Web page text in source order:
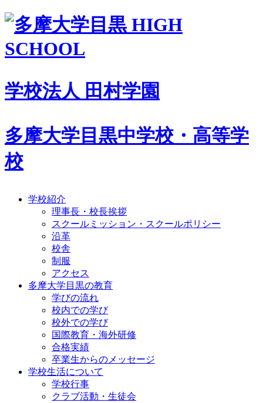
学校法人 田村学園
多摩大学目黒中学校・高等学
校
学校紹介
理事長・校長挨拶
スクールミッション・スクールポリシー
沿革
校舎
制服
アクセス
多摩大学目黒の教育
学びの流れ
校内での学び
校外での学び
国際教育・海外研修
合格実績
卒業生からのメッセージ
学校生活について
学校行事
クラブ活動・生徒会